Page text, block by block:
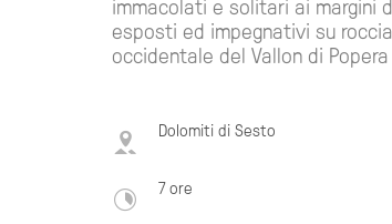
esposti ed impegnativi su
occidentale del Vallon di
Dolomiti di Sesto
7 ore